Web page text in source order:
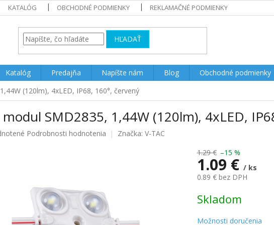
KATALÓG OBCHODNÉ PODMIENKY REKLAMAČNÉ PODMIENKY
HĽADAŤ
Katalóg Predajňa Napíšte nám Blog
Obchodné podmienky
(120lm), 4xLED, IP68, 160°, červený
modul SMD2835, 1,44W (120lm), 4xLED,
Podrobnosti hodnotenia Značka: V-TAC
1.29 € –15 %
1.09 € / ks
0.89 € bez DPH
cena:
Skladom
Možnosti doručenia